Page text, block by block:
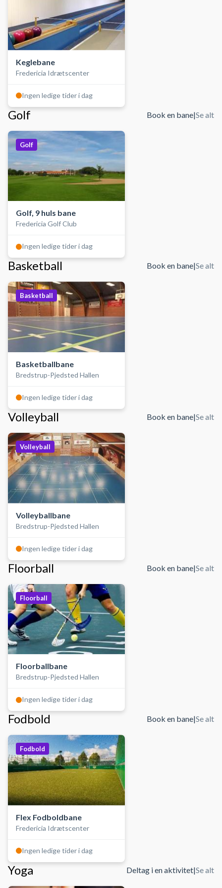
Keglebane
Fredericia Idrætscenter
Ingen ledige tider i dag
Golf Book en bane|Se alt
Golf
Golf, 9 huls bane
Fredericia Golf Club
Ingen ledige tider i dag
Basketball Book en bane|Se alt
Basketball
Basketballbane
Bredstrup-Pjedsted Hallen
Ingen ledige tider i dag
Volleyball Book en bane|Se alt
Volleyball
Volleyballbane
Bredstrup-Pjedsted Hallen
Ingen ledige tider i dag
Floorball Book en bane|Se alt
Floorball
Floorballbane
Bredstrup-Pjedsted Hallen
Ingen ledige tider i dag
Fodbold Book en bane|Se alt
Fodbold
Flex Fodboldbane
Fredericia Idrætscenter
Ingen ledige tider i dag
Yoga Deltag i en aktivitet|Se alt